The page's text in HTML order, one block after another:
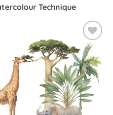
Technique
Toevoegen
aan
verlanglijst